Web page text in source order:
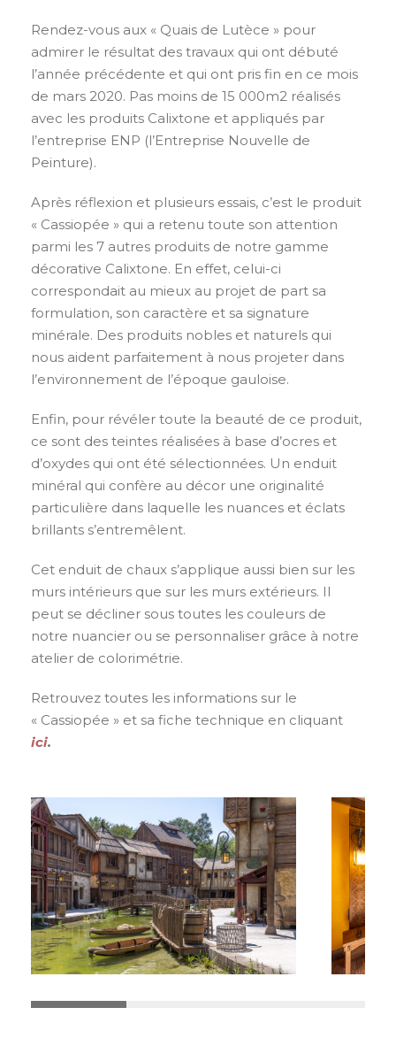
Rendez-vous aux « Quais de Lutèce » pour
admirer le résultat des travaux qui ont débuté
l’année précédente et qui ont pris fin en ce mois
de mars 2020. Pas moins de 15 000m2 réalisés
avec les produits Calixtone et appliqués par
l’entreprise ENP (l’Entreprise Nouvelle de
Peinture).
Après réflexion et plusieurs essais, c’est le produit
« Cassiopée » qui a retenu toute son attention
parmi les 7 autres produits de notre gamme
décorative Calixtone. En effet, celui-ci
correspondait au mieux au projet de part sa
formulation, son caractère et sa signature
minérale. Des produits nobles et naturels qui
nous aident parfaitement à nous projeter dans
l’environnement de l’époque gauloise.
Enfin, pour révéler toute la beauté de ce produit,
ce sont des teintes réalisées à base d’ocres et
d’oxydes qui ont été sélectionnées. Un enduit
minéral qui confère au décor une originalité
particulière dans laquelle les nuances et éclats
brillants s’entremêlent.
Cet enduit de chaux s’applique aussi bien sur les
murs intérieurs que sur les murs extérieurs. Il
peut se décliner sous toutes les couleurs de
notre nuancier ou se personnaliser grâce à notre
atelier de colorimétrie.
Retrouvez toutes les informations sur le
« Cassiopée » et sa fiche technique en cliquant
ici.